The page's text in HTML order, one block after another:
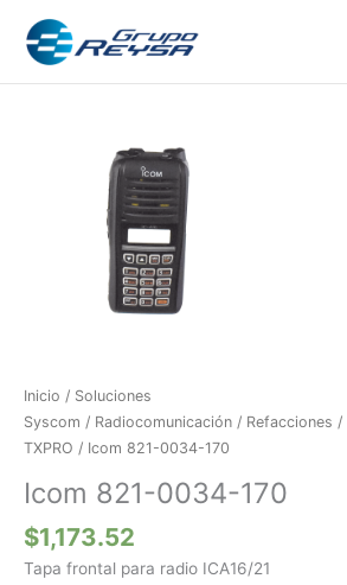
contenido
Inicio / Soluciones
Syscom / Radiocomunicación / Refacciones /
TXPRO / Icom 821-0034-170
Icom 821-0034-170
$1,173.52
Tapa frontal para radio ICA16/21